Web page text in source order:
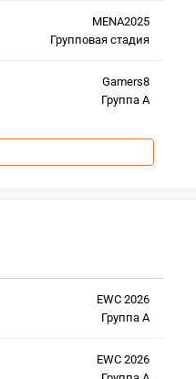
MENA2025
Групповая стадия
Gamers8
Группа A
EWC 2026
Группа А
EWC 2026